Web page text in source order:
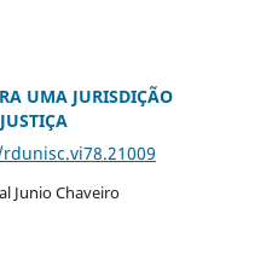
UMA JURISDIÇÃO
Junio Chaveiro